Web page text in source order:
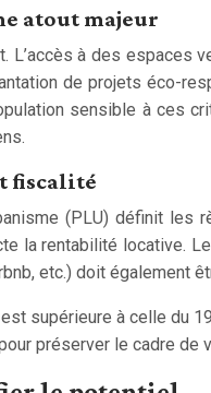
atout majeur
L’accès à des
de projets
sensible à ces
fiscalité
(PLU) définit
la rentabilité locative.
etc.) doit également
supérieure à celle du
préserver le cadre de